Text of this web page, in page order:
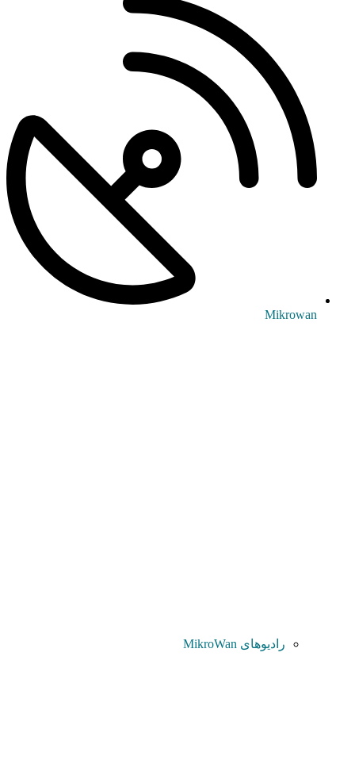
Mikrowan
رادیوهای MikroWan